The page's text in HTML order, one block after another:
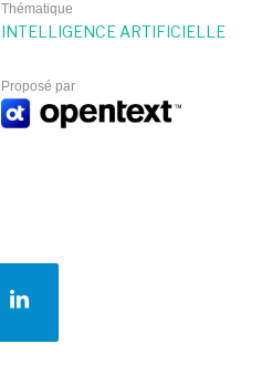
Thématique
INTELLIGENCE ARTIFICIELLE
Proposé par